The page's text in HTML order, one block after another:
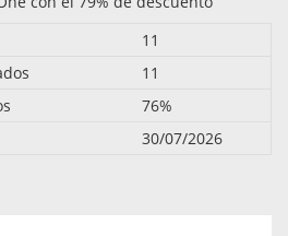
11
11
76%
30/07/2026